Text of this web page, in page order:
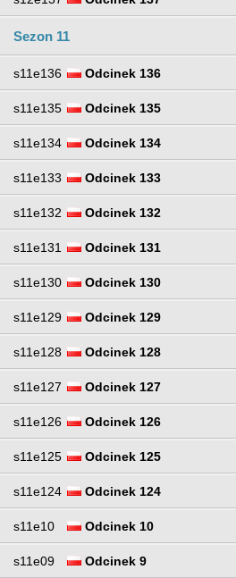
Sezon 11
s11e136 Odcinek 136
s11e135 Odcinek 135
s11e134 Odcinek 134
s11e133 Odcinek 133
s11e132 Odcinek 132
s11e131 Odcinek 131
s11e130 Odcinek 130
s11e129 Odcinek 129
s11e128 Odcinek 128
s11e127 Odcinek 127
s11e126 Odcinek 126
s11e125 Odcinek 125
s11e124 Odcinek 124
s11e10 Odcinek 10
s11e09 Odcinek 9